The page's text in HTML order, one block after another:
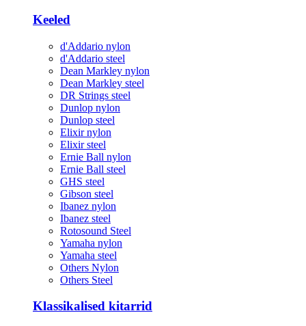
Keeled
d'Addario nylon
d'Addario steel
Dean Markley nylon
Dean Markley steel
DR Strings steel
Dunlop nylon
Dunlop steel
Elixir nylon
Elixir steel
Ernie Ball nylon
Ernie Ball steel
GHS steel
Gibson steel
Ibanez nylon
Ibanez steel
Rotosound Steel
Yamaha nylon
Yamaha steel
Others Nylon
Others Steel
Klassikalised kitarrid